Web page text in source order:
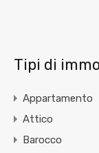
Tipi di
Appartamento
Attico
Barocco